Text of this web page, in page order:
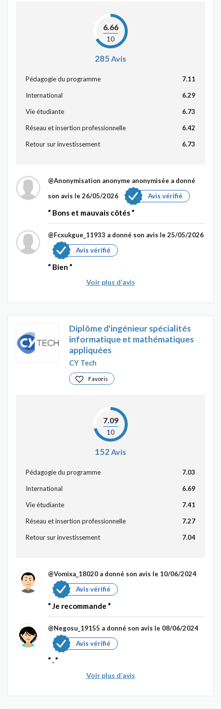
6.66
10
285 Avis
Pédagogie du programme 7.11
International 6.29
Vie étudiante 6.73
Réseau et insertion professionnelle 6.42
Retour sur investissement 6.73
@Anonymisation anonyme anonymisée a donné
son avis le 26/05/2026
Avis vérifié
Bons et mauvais côtés
@Fcxukgue_11933 a donné son avis le 25/05/2026
Avis vérifié
Bien
Voir plus d’avis
Diplôme d'ingénieur spécialités
informatique et mathématiques
appliquées
CY Tech
Favoris
7.09
10
152Avis
Pédagogie du programme 7.03
International 6.69
Vie étudiante 7.41
Réseau et insertion professionnelle 7.27
Retour sur investissement 7.04
@Vomixa_18020 a donné son avis le 10/06/2024
Avis vérifié
Je recommande
@Negosu_19155 a donné son avis le 08/06/2024
Avis vérifié
.
Voir plus d’avis